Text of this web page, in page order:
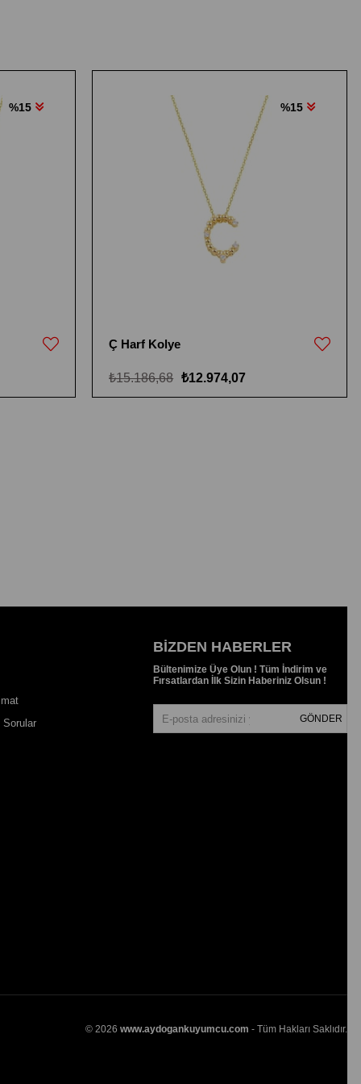
%15
Ç Harf Kolye
₺12.974,07
₺15.186,68
%15
Sorular
BIZDEN HABERLER
Bültenimize Üye Olun ! Tüm İndirim ve
Fırsatlardan İlk Sizin Haberiniz Olsun !
GÖNDER
© 2026 www.aydogankuyumcu.com - Tüm Hakları Saklıdır.